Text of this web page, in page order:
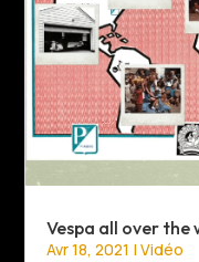
Vespa all over
Avr 18, 2021 |Vidéo